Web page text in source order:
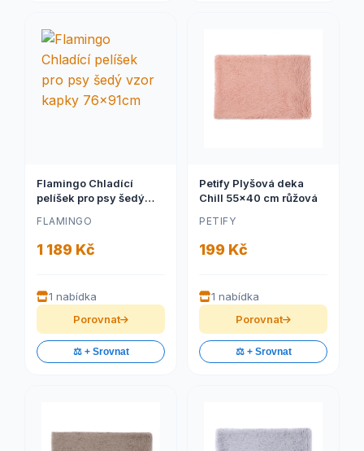
Flamingo Chladící
pelíšek pro psy šedý
FLAMINGO
1 189 Kč
1 nabídka
Porovnat
⚖️ + Srovnat
Petify Plyšová deka
Chill 55x40 cm růžová
PETIFY
199 Kč
1 nabídka
Porovnat
⚖️ + Srovnat